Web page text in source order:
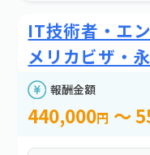
IT技術者・エ
メリカビザ・
報酬金額
440,000円 ～